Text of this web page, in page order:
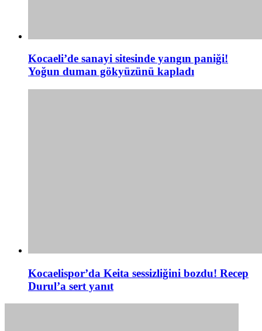
Kocaeli’de sanayi sitesinde yangın paniği!
Yoğun duman gökyüzünü kapladı
Kocaelispor’da Keita sessizliğini bozdu! Recep
Durul’a sert yanıt